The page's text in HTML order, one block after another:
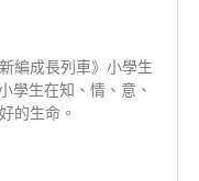
編成長列車》小學生
學生在知、情、意、
的生命。